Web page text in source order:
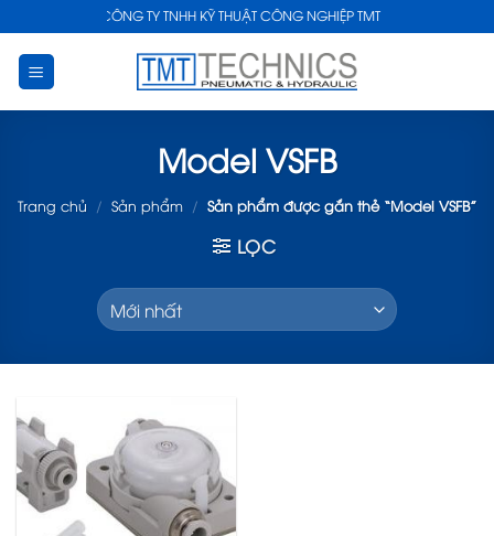
to
content
CÔNG TY TNHH KỸ THUẬT CÔNG NGHIỆP TMT
Model VSFB
Trang chủ / Sản phẩm / Sản phẩm được gắn thẻ “Model VSFB”
LỌC